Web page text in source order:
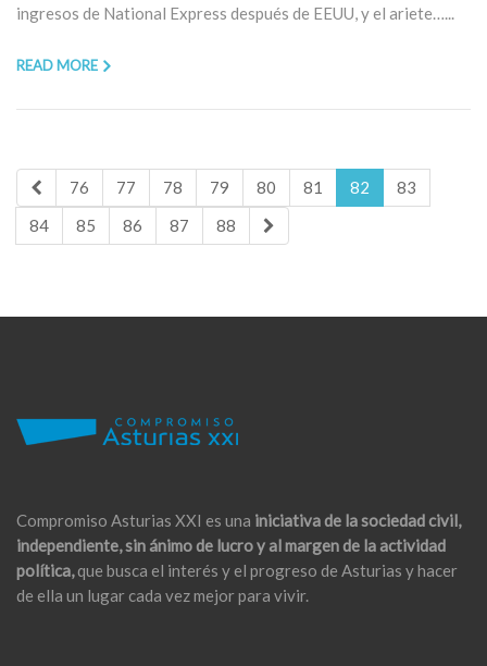
ingresos de National Express después de EEUU, y el ariete…...
READ MORE
76 77 78 79 80 81 82
83
84
85 86 87 88
Compromiso Asturias XXI es una iniciativa de la sociedad civil,
independiente, sin ánimo de lucro y al margen de la actividad
política,que busca el interés y el progreso de Asturias y hacer
de ella un lugar cada vez mejor para vivir.